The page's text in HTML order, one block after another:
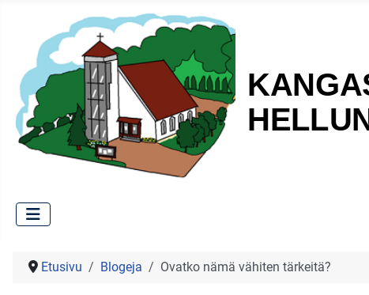
Etusivu Blogeja Ovatko nämä vähiten tärkeitä?